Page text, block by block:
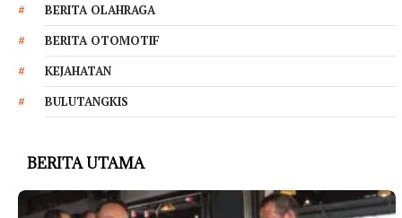
BERITA OLAHRAGA
BERITA OTOMOTIF
KEJAHATAN
BULUTANGKIS
BERITA UTAMA